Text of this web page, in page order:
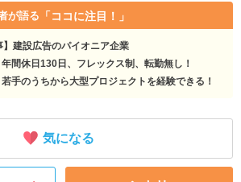
が語る 「ココに注目！」
】建設広告のパイオニア企業
間休日130日、フレックス制、転勤無し！
若手のうちから大型プロジェクトを経験できる！
気になる